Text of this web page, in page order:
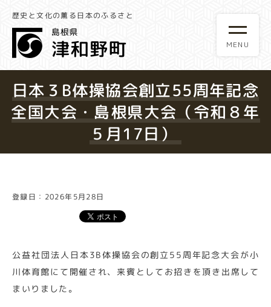
歴史と文化の薫る日本のふるさと
日本３B体操協会創立55周年記念
全国大会・島根県大会（令和８年
５月17日）
登録日：2026年5月28日
公益社団法人日本3B体操協会の創立55周年記念大会が小
川体育館にて開催され、来賓としてお招きを頂き出席して
まいりました。